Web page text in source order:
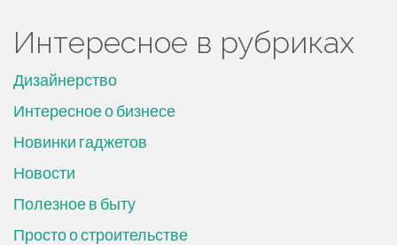
Интересное в рубриках
Дизайнерство
Интересное о бизнесе
Новинки гаджетов
Новости
Полезное в быту
Просто о строительстве